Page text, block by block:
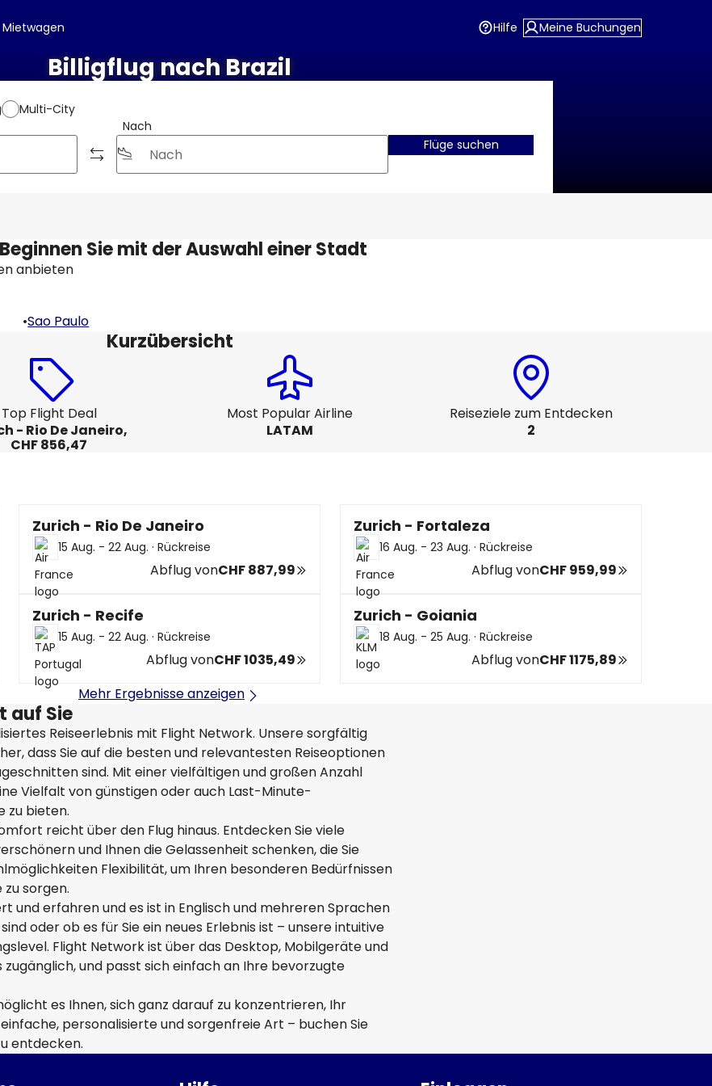
Mietwagen Hilfe Meine Buchungen
Billigflug nach Brazil
Multi-City
Nach
Flüge suchen
Sie mit der Auswahl einer Stadt
anbieten
•Sao Paulo
Kurzübersicht
Top Flight Deal
- Rio De Janeiro,
CHF 856,47
Most Popular Airline
LATAM
Reiseziele zum Entdecken
2
Zurich - Rio De Janeiro
15 Aug. - 22 Aug. · Rückreise
Abflug vonCHF 887,99
Zurich - Fortaleza
16 Aug. - 23 Aug. · Rückreise
Abflug vonCHF 959,99
Zurich - Recife
15 Aug. - 22 Aug. · Rückreise
Abflug vonCHF 1035,49
Zurich - Goiania
18 Aug. - 25 Aug. · Rückreise
Abflug vonCHF 1175,89
Mehr Ergebnisse anzeigen
auf Sie
Reiseerlebnis mit Flight Network. Unsere sorgfältig
dass Sie auf die besten und relevantesten Reiseoptionen
sind. Mit einer vielfältigen und großen Anzahl
Vielfalt von günstigen oder auch Last-Minute-
zu bieten.
reicht über den Flug hinaus. Entdecken Sie viele
und Ihnen die Gelassenheit schenken, die Sie
Flexibilität, um Ihren besonderen Bedürfnissen
sorgen.
und erfahren und es ist in Englisch und mehreren Sprachen
oder ob es für Sie ein neues Erlebnis ist – unsere intuitive
Flight Network ist über das Desktop, Mobilgeräte und
und passt sich einfach an Ihre bevorzugte
es Ihnen, sich ganz darauf zu konzentrieren, Ihr
personalisierte und sorgenfreie Art – buchen Sie
entdecken.